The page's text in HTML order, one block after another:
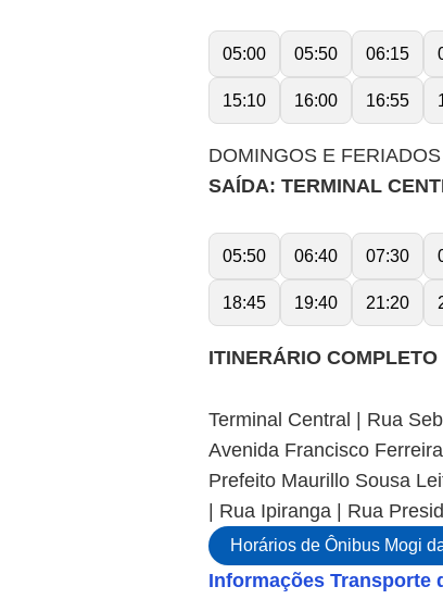
05:00 05:50 06:15
15:10 16:00 16:55
DOMINGOS E FERIADOS
SAÍDA: TERMINAL
05:50 06:40 07:30
18:45 19:40 21:20
ITINERÁRIO
Terminal Central | Rua
Avenida Francisco
Prefeito Maurillo Sousa
| Rua Ipiranga | Rua
Horários de Ônibus Mogi
Informações Transporte